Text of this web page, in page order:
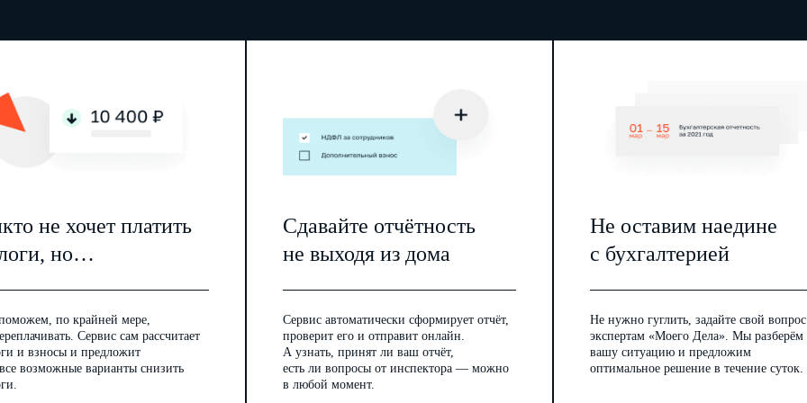
не хочет платить
но…
по крайней мере,
Сервис сам рассчитает
и взносы и предложит
возможные варианты снизить
Сдавайте отчётность
не выходя из дома
Сервис автоматически сформирует отчёт,
проверит его и отправит онлайн.
А узнать, принят ли ваш отчёт,
есть ли вопросы от инспектора — можно
в любой момент.
Не оставим наедине
с бухгалтерией
Не нужно гуглить, задайте свой вопрос
экспертам «Моего Дела». Мы разберём
вашу ситуацию и предложим
оптимальное решение в течение суток.